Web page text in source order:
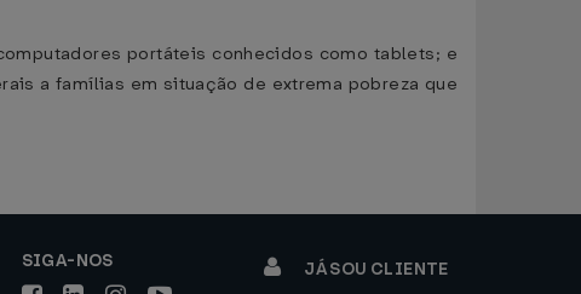
portáteis conhecidos como tablets; e
a famílias em situação de extrema pobreza que
SIGA-NOS JÁ SOU CLIENTE